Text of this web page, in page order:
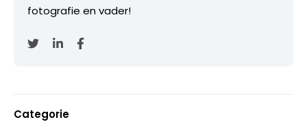
fotografie en vader!
Categorie